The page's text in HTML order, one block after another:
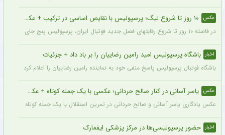
عکس ۱۰ روز تا شروع لیگ؛ پرسپولیس با نقایص اساسی در ترکیب + عکس
در فاصله ۱۰ روز تا شروع رقابتهای فصل جدید فوتبال ایران، پرسپولیس پنج جای خالی در فهرست بزرگسالان خود می‌بیند و البته نقایصی که در صورت عدم تکمیل تیم، میتواند آسیب بزرگی را در طول فصل به این تیم بزند. سرخپوشان در این پنجره نقل و انتقالات ۸ خرید را انجام دادند اما باتوجه به ضعف اسکواد فصل گذشته و همچنین کنار گذاشتن شش بازیکن، همچنان چند پست در تیم پرسپولیس خالی است.
اخبار باشگاه پرسپولیس امید رامین رضاییان را بر باد داد + جزئیات
باشگاه فوتبال پرسپولیس پاسخ منفی خود به نماینده رامین رضاییان را اعلام کرد.
عکس یاسر آسانی در کنار صالح حردانی؛ عکسی با یک جمله کوتاه + عکس
عکس یادگاری یاسر آسانی و صالح حردانی در تمرین استقلال با یک جمله کوتاه از سوی
اخبار حضور پرسپولیسی‌ها در مرکز پزشکی ایفمارک